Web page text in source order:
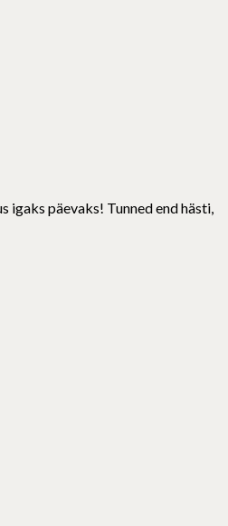
igaks päevaks! Tunned end hästi,